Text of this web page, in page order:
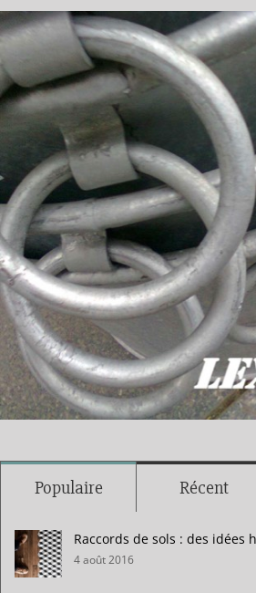
Populaire Récent
Raccords de sols : des idées
4 août 2016